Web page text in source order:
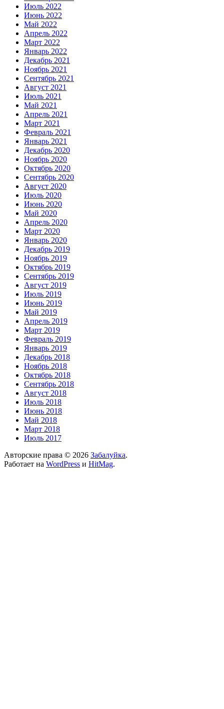
Июль 2022
Июнь 2022
Май 2022
Апрель 2022
Март 2022
Январь 2022
Декабрь 2021
Ноябрь 2021
Сентябрь 2021
Август 2021
Июль 2021
Май 2021
Апрель 2021
Март 2021
Февраль 2021
Январь 2021
Декабрь 2020
Ноябрь 2020
Октябрь 2020
Сентябрь 2020
Август 2020
Июль 2020
Июнь 2020
Май 2020
Апрель 2020
Март 2020
Январь 2020
Декабрь 2019
Ноябрь 2019
Октябрь 2019
Сентябрь 2019
Август 2019
Июль 2019
Июнь 2019
Май 2019
Апрель 2019
Март 2019
Февраль 2019
Январь 2019
Декабрь 2018
Ноябрь 2018
Октябрь 2018
Сентябрь 2018
Август 2018
Июль 2018
Июнь 2018
Май 2018
Март 2018
Июль 2017
Авторские права © 2026 Забалуйка.
Работает на WordPress и HitMag.